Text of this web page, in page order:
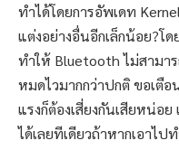
ทำได้โดยการอัพเดท
แต่งอย่างอื่นอีกเล็กน้อย?โ
ทำให้ Bluetooth ไม่สามา
หมดไวมากกว่าปกติ ขอเตือ
แรงก็ต้องเสี่ยงกันเสียหน่อ
ได้เลยทีเดียวถ้าหากเอาไป